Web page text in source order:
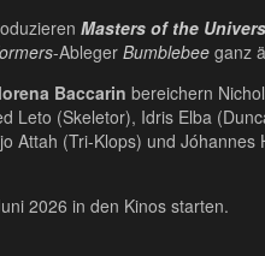
Masters of the
-Ableger Bumblebee ganz
Baccarin bereichern
Leto (Skeletor), Idris Elba
Attah (Tri-Klops) und
2026 in den Kinos starten.